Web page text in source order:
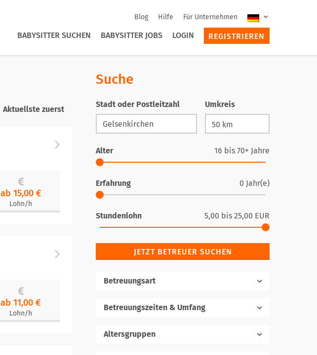
Blog Hilfe Für Unternehmen
BABYSITTER SUCHEN BABYSITTER JOBS LOGIN REGISTRIEREN
ab 15,00 €
Lohn/h
ab 11,00 €
Lohn/h
Suche
Stadt oder Postleitzahl Umkreis
Alter 16 bis 70+ Jahre
Erfahrung 0 Jahr(e)
Stundenlohn 5,00 bis 25,00 EUR
JETZT BETREUER SUCHEN
Betreuungsart
Betreuungszeiten & Umfang
Altersgruppen